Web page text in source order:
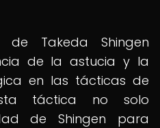
Takeda Shingen
de la astucia y la
en las tácticas de
táctica no solo
de Shingen para